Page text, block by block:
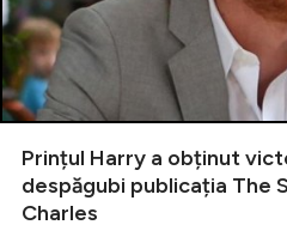
Prințul Harry a obținut
despăgubi publicația The
Charles